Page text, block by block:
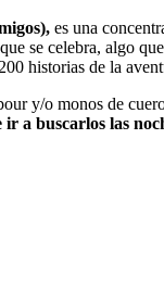
es una
se celebra, algo
historias de la
y/o monos de
a buscarlos las